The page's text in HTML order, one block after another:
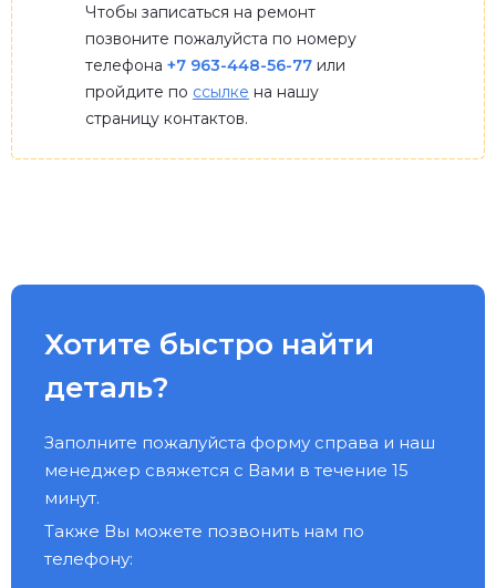
Чтобы записаться на ремонт
позвоните пожалуйста по номеру
телефона +7 963-448-56-77 или
пройдите по ссылке на нашу
страницу контактов.
Хотите быстро найти
деталь?
Заполните пожалуйста форму справа и наш
менеджер свяжется с Вами в течение 15
минут.
Также Вы можете позвонить нам по
телефону: